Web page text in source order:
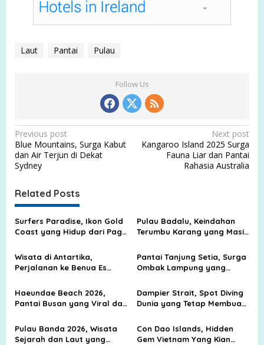
Laut Pantai Pulau
Follow Us
P
o
s
t
n
a
v
i
g
t
o
Previous post
Blue Mountains, Surga Kabut
dan Air Terjun di Dekat
Sydney
Next post
Kangaroo Island 2025 Surga
Fauna Liar dan Pantai
Rahasia Australia
Related Posts
Surfers Paradise, Ikon Gold
Coast yang Hidup dari Pagi
Pulau Badalu, Keindahan
Terumbu Karang yang Masih
Utara
Wisata di Antartika,
Perjalanan ke Benua Es
Biasa
Pantai Tanjung Setia, Surga
Ombak Lampung yang
Menoleh
Haeundae Beach 2026,
Pantai Busan yang Viral dan
Wisatawan
Dampier Strait, Spot Diving
Dunia yang Tetap Membuat
Pulau Banda 2026, Wisata
Sejarah dan Laut yang
Con Dao Islands, Hidden
Gem Vietnam Yang Kian